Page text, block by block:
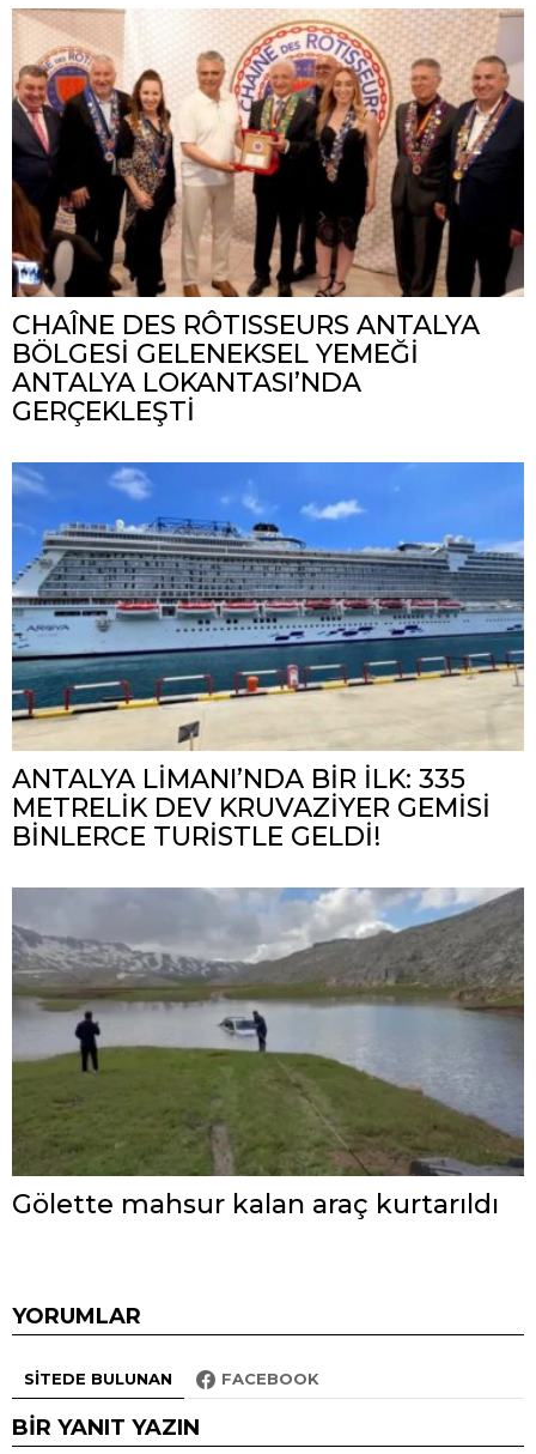
CHAÎNE DES RÔTISSEURS ANTALYA
BÖLGESİ GELENEKSEL YEMEĞİ
ANTALYA LOKANTASI’NDA
GERÇEKLEŞTİ
ANTALYA LİMANI’NDA BİR İLK: 335
METRELİK DEV KRUVAZİYER GEMİSİ
BİNLERCE TURİSTLE GELDİ!
Gölette mahsur kalan araç kurtarıldı
YORUMLAR
SITEDE BULUNAN FACEBOOK
BIR YANIT YAZIN